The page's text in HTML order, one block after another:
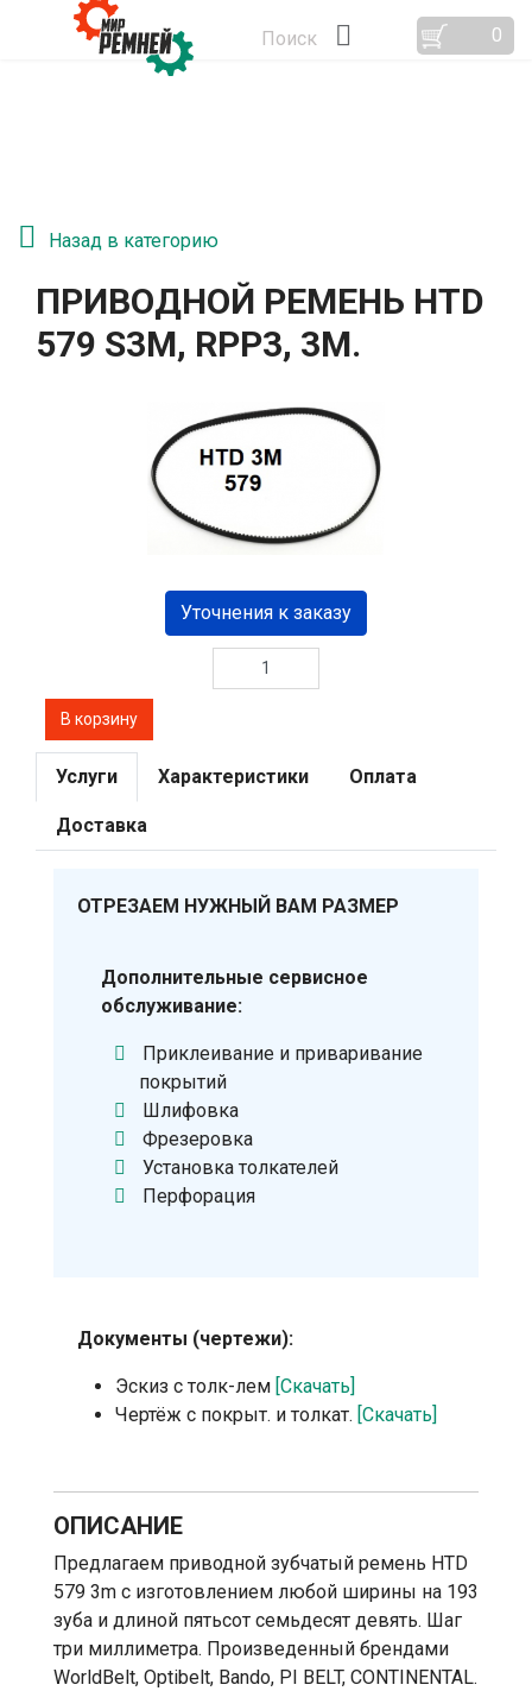
Поиск 0
Назад в категорию
ПРИВОДНОЙ РЕМЕНЬ HTD
579 S3M, RPP3, 3М.
Уточнения к заказу
Услуги Характеристики Оплата
Доставка
ОТРЕЗАЕМ НУЖНЫЙ ВАМ РАЗМЕР
Дополнительные сервисное
обслуживание:
Приклеивание и приваривание
покрытий
Шлифовка
Фрезеровка
Установка толкателей
Перфорация
Документы (чертежи):
Эскиз с толк-лем [Скачать]
Чертёж с покрыт. и толкат. [Скачать]
ОПИСАНИЕ
Предлагаем приводной зубчатый ремень HTD
579 3m с изготовлением любой ширины на 193
зуба и длиной пятьсот семьдесят девять. Шаг
три миллиметра. Произведенный брендами
WorldBelt, Optibelt, Bando, PI BELT, CONTINENTAL.